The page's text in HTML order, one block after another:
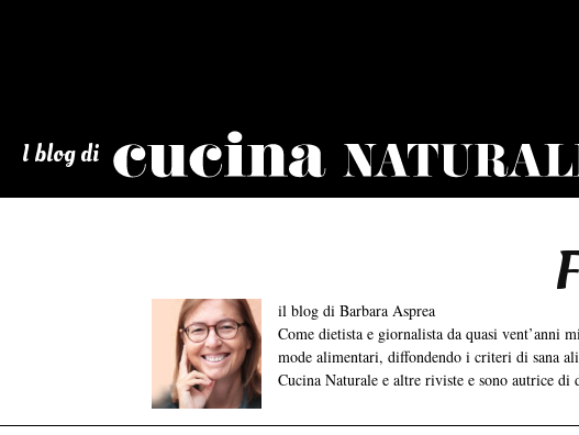
I blog di Naturale
il blog di Barbara Asprea
Come dietista e giornalista da quasi vent’anni
mode alimentari, diffondendo i criteri di sana
Cucina Naturale e altre riviste e sono autrice